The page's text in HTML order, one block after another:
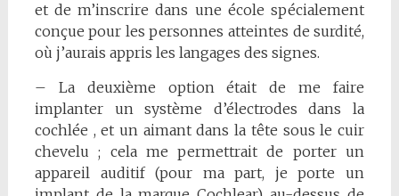
et de m’inscrire dans une école spécialement
conçue pour les personnes atteintes de surdité,
où j’aurais appris les langages des signes.
– La deuxième option était de me faire
implanter un système d’électrodes dans la
cochlée , et un aimant dans la tête sous le cuir
chevelu ; cela me permettrait de porter un
appareil auditif (pour ma part, je porte un